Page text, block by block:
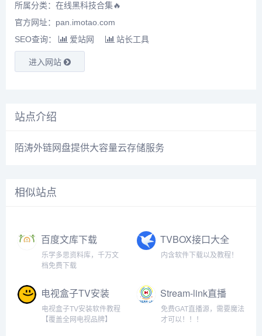
所属分类： 在线黑科技合集🔥
官方网址：pan.imotao.com
SEO查询：
爱站网 站长工具
进入网站
站点介绍
陌涛外链网盘提供大容量云存储服务
相似站点
百度文库下载
乐学多思资料库，千万文
档免费下载
TVBOX接口大全
内含软件下载以及教程！
电视盒子TV安装
软件教程【各大
品牌电视】
电视盒子TV安装软件教程
【覆盖全网电视品牌】
Stream-link直播
源
免费GAT直播源，需要魔法
才可以！！！